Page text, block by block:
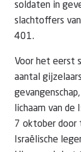
soldaten in
slachtoffers
401.
Voor het eerst
aantal
lichaam van de
7 oktober door
Israëlische